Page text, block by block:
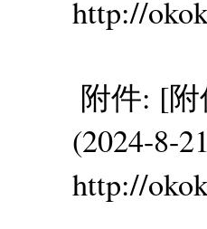
http://
附件: [
(2024-8-
http://